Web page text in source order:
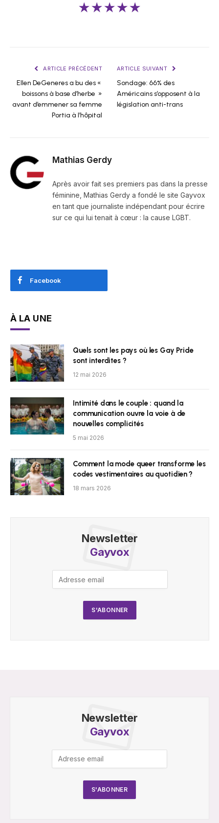
★★★★★
ARTICLE PRÉCÉDENT
Ellen DeGeneres a bu des «
boissons à base d’herbe »
avant d’emmener sa femme
Portia à l’hôpital
ARTICLE SUIVANT
Sondage: 66% des
Américains s’opposent à la
législation anti-trans
Mathias Gerdy
Après avoir fait ses premiers pas dans la presse
féminine, Mathias Gerdy a fondé le site Gayvox
en tant que journaliste indépendant pour écrire
sur ce qui lui tenait à cœur : la cause LGBT.
Facebook
À LA UNE
Quels sont les pays où les Gay Pride
sont interdites ?
12 mai 2026
Intimité dans le couple : quand la
communication ouvre la voie à de
nouvelles complicités
5 mai 2026
Comment la mode queer transforme les
codes vestimentaires au quotidien ?
18 mars 2026
Newsletter
Gayvox
Newsletter
Gayvox